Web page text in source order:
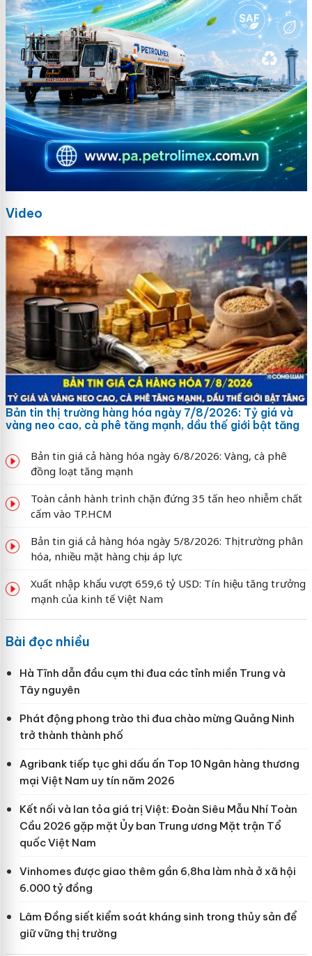
Video
Bản tin thị trường hàng hóa ngày 7/8/2026: Tỷ giá và
vàng neo cao, cà phê tăng mạnh, dầu thế giới bật tăng
Bản tin giá cả hàng hóa ngày 6/8/2026: Vàng, cà phê
đồng loạt tăng mạnh
Toàn cảnh hành trình chặn đứng 35 tấn heo nhiễm chất
cấm vào TP.HCM
Bản tin giá cả hàng hóa ngày 5/8/2026: Thị trường phân
hóa, nhiều mặt hàng chịu áp lực
Xuất nhập khẩu vượt 659,6 tỷ USD: Tín hiệu tăng trưởng
mạnh của kinh tế Việt Nam
Bài đọc nhiều
Hà Tĩnh dẫn đầu cụm thi đua các tỉnh miền Trung và
Tây nguyên
Phát động phong trào thi đua chào mừng Quảng Ninh
trở thành thành phố
Agribank tiếp tục ghi dấu ấn Top 10 Ngân hàng thương
mại Việt Nam uy tín năm 2026
Kết nối và lan tỏa giá trị Việt: Đoàn Siêu Mẫu Nhí Toàn
Cầu 2026 gặp mặt Ủy ban Trung ương Mặt trận Tổ
quốc Việt Nam
Vinhomes được giao thêm gần 6,8ha làm nhà ở xã hội
6.000 tỷ đồng
Lâm Đồng siết kiểm soát kháng sinh trong thủy sản để
giữ vững thị trường